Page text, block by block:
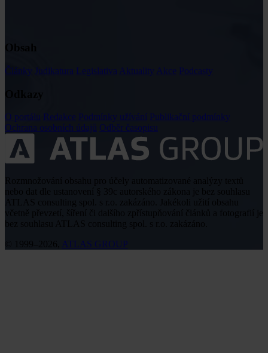
Články Judikatura Legislativa Aktuality Akce Podcasty
O portálu Redakce Podmínky užívání Publikační podmínky
Ochrana osobních údajů Odběr časopisu
včetně převzetí, šíření či dalšího zpřístupňování článků a fotografií je
ATLAS GROUP